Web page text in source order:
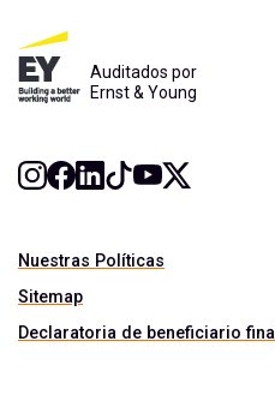
Auditados por
Ernst & Young
Nuestras Políticas
Sitemap
Declaratoria de beneficiario final